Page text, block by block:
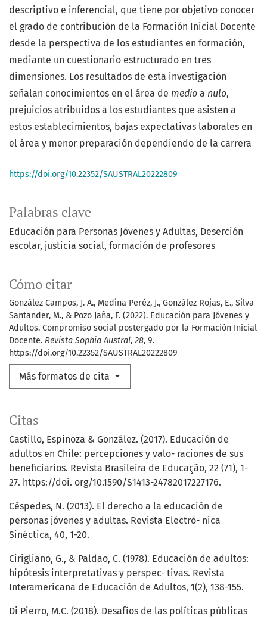
Palabras clave
Educación para Personas Jóvenes y Adultas Deserción
escolar justicia social formación de profesores
Cómo citar
González Campos, J. A., Medina Peréz, J., González Rojas, E., Silva
Santander, M., & Pozo Jaña, F. (2022). Educación para Jóvenes y
Adultos. Compromiso social postergado por la Formación Inicial
Docente. Revista Sophia Austral, 28, 9.
https://doi.org/10.22352/SAUSTRAL20222809
Más formatos de cita
descriptivo e inferencial, que tiene por objetivo conocer
el grado de contribución de la Formación Inicial Docente
desde la perspectiva de los estudiantes en formación,
mediante un cuestionario estructurado en tres
dimensiones. Los resultados de esta investigación
señalan conocimientos en el área de medio a nulo,
prejuicios atribuidos a los estudiantes que asisten a
estos establecimientos, bajas expectativas laborales en
el área y menor preparación dependiendo de la carrera
https://doi.org/10.22352/SAUSTRAL20222809
Citas
Castillo, Espinoza & González. (2017). Educación de
adultos en Chile: percepciones y valo- raciones de sus
beneficiarios. Revista Brasileira de Educação, 22 (71), 1-
27. https://doi. org/10.1590/S1413-24782017227176.
Céspedes, N. (2013). El derecho a la educación de
personas jóvenes y adultas. Revista Electró- nica
Sinéctica, 40, 1-20.
Cirigliano, G., & Paldao, C. (1978). Educación de adultos:
hipótesis interpretativas y perspec- tivas. Revista
Interamericana de Educación de Adultos, 1(2), 138-155.
Di Pierro, M.C. (2018). Desafíos de las políticas públicas